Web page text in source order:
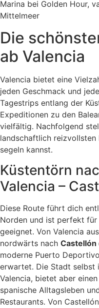
Die
ab Valencia
Valencia bietet eine
jeden Geschmack und
Tagestrips entlang der
Expeditionen zu den
vielfältig. Nachfolgend
landschaftlich reizvollsten
segeln kannst.
Küstentörn
Valencia –
Diese Route führt dich
Norden und ist perfekt
geeignet. Von Valencia
nordwärts nach Castellón
moderne Puerto
erwartet. Die Stadt selbst
Valencia, bietet aber
spanische Alltagsleben
Restaurants. Von